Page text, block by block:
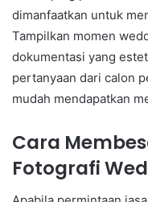
dimanfaatkan untuk
Tampilkan momen
dokumentasi yang
pertanyaan dari calon
mudah mendapatkan
Cara
Fotografi